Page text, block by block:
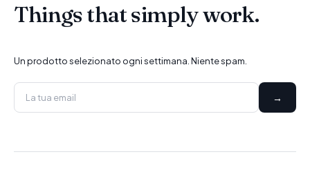
Things that simply work.
Un prodotto selezionato ogni settimana. Niente spam.
→